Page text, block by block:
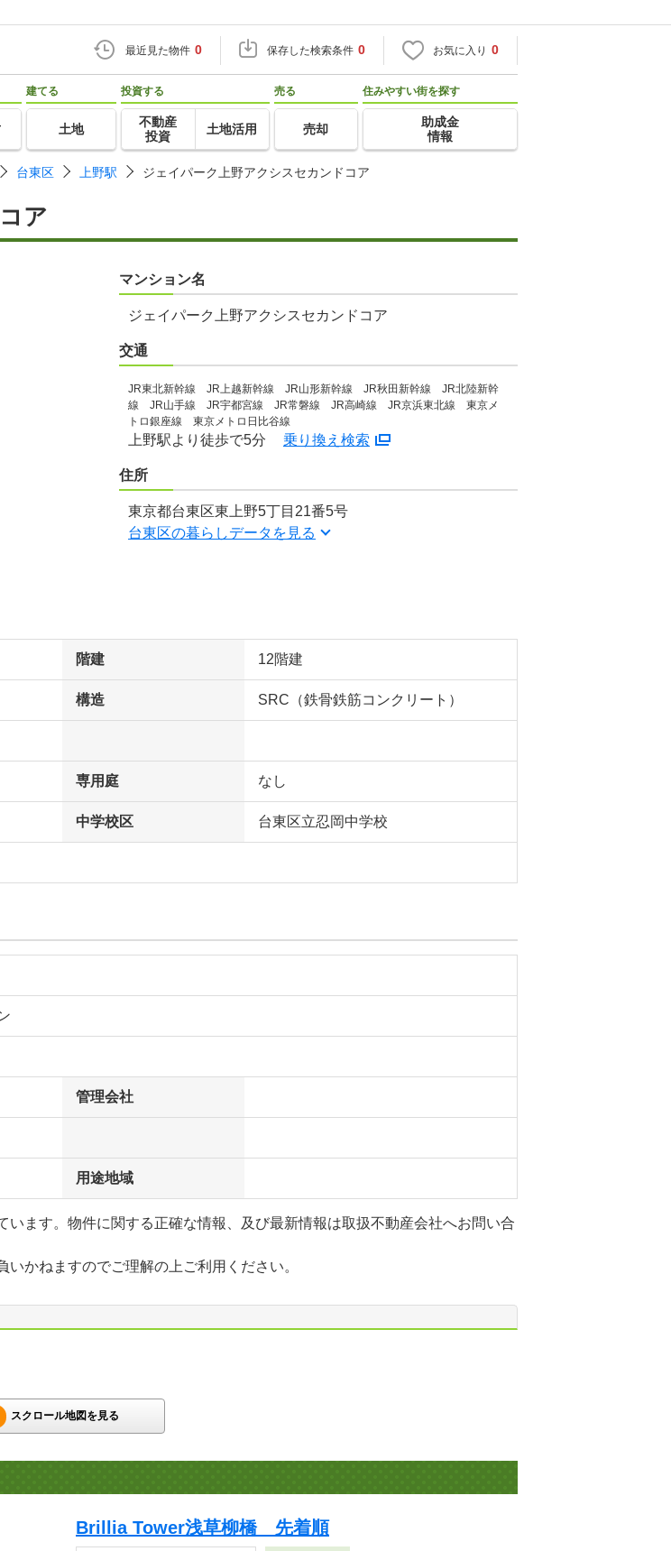
最近見た物件 0 保存した検索条件 0 お気に入り 0
建てる
土地
投資する
不動産
投資
土地活用
売る
売却
住みやすい街を探す
助成金
情報
台東区 上野駅 ジェイパーク上野アクシスセカンドコア
ア
マンション名
ジェイパーク上野アクシスセカンドコア
交通
JR東北新幹線 JR上越新幹線 JR山形新幹線 JR秋田新幹線 JR北陸新幹
線 JR山手線 JR宇都宮線 JR常磐線 JR高崎線 JR京浜東北線 東京メ
トロ銀座線 東京メトロ日比谷線
上野駅より徒歩で5分 乗り換え検索
住所
東京都台東区東上野5丁目21番5号
台東区の暮らしデータを見る
階建 12階建
構造 SRC（鉄骨鉄筋コンクリート）
専用庭 なし
中学校区 台東区立忍岡中学校
管理会社
用途地域
います。物件に関する正確な情報、及び最新情報は取扱不動産会社へお問い合
かねますのでご理解の上ご利用ください。
スクロール地図を見る
Brillia Tower浅草柳橋 先着順